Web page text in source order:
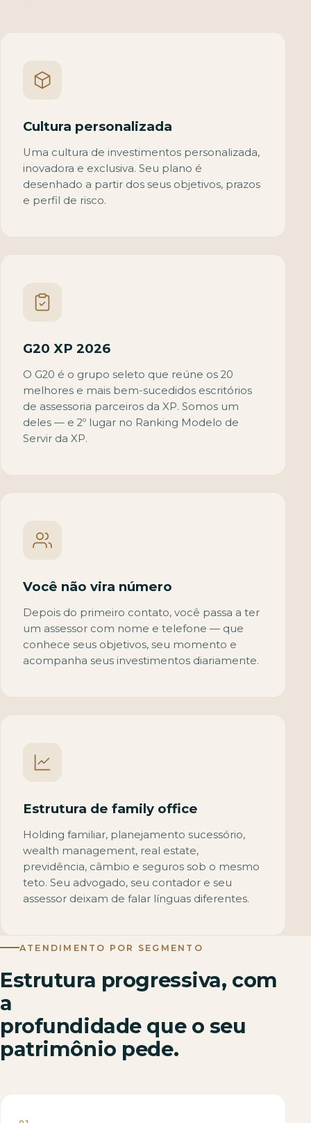
Cultura personalizada
Uma cultura de investimentos personalizada,
inovadora e exclusiva. Seu plano é
desenhado a partir dos seus objetivos, prazos
e perfil de risco.
G20 XP 2026
O G20 é o grupo seleto que reúne os 20
melhores e mais bem-sucedidos escritórios
de assessoria parceiros da XP. Somos um
deles — e 2º lugar no Ranking Modelo de
Servir da XP.
Você não vira número
Depois do primeiro contato, você passa a ter
um assessor com nome e telefone — que
conhece seus objetivos, seu momento e
acompanha seus investimentos diariamente.
Estrutura de family office
Holding familiar, planejamento sucessório,
wealth management, real estate,
previdência, câmbio e seguros sob o mesmo
teto. Seu advogado, seu contador e seu
assessor deixam de falar línguas diferentes.
ATENDIMENTO POR SEGMENTO
Estrutura progressiva, com
a
profundidade que o seu
patrimônio pede.